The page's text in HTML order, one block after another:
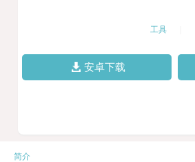
工具
安卓下载
简介